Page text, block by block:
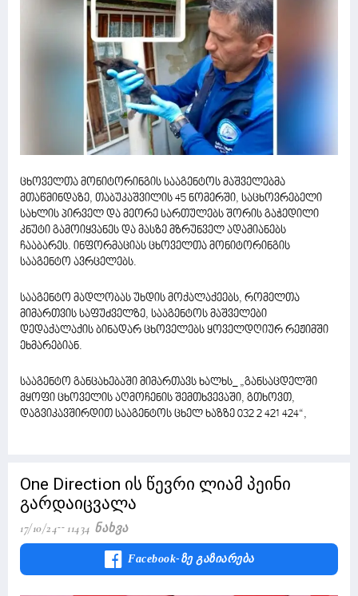
ცხოველთა მონიტორინგის სააგენტოს მაშველებმა
მთაწმინდაზე, თაბუკაშვილის 45 ნომერში, საცხოვრებელი
სახლის პირველ და მეორე სართულებს შორის გაჭედილი
კნუტი გამოიყვანეს და მასზე მზრუნველ ადამიანებს
ჩააბარეს. ინფორმაციას ცხოველთა მონიტორინგის
სააგენტო ავრცელებს.
სააგენტო მადლობას უხდის მოქალაქეებს, რომელთა
მიმართვის საფუძველზე, სააგენტოს მაშველები
დედაქალაქის ბინადარ ცხოველებს ყოველდღიურ რეჟიმში
ეხმარებიან.
სააგენტო განცახებაში მიმართავს ხალხს_ „განსაცდელში
მყოფი ცხოველის აღმოჩენის შემთხვევაში, გთხოვთ,
დაგვიკავშირდით სააგენტოს ცხელ ხაზზე 032 2 421 424“,
One Direction ის წევრი ლიამ პეინი
გარდაიცვალა
17/10/24 11434 Ნახვა
Facebook-Ზე Გაზიარება